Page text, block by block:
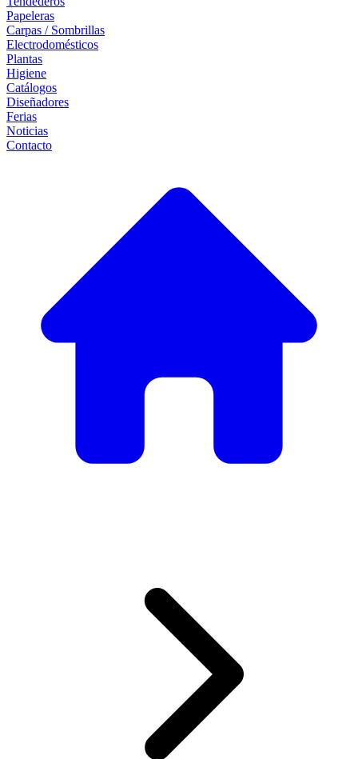
Papeleras
Carpas / Sombrillas
Electrodomésticos
Plantas
Higiene
Catálogos
Diseñadores
Ferias
Noticias
Contacto